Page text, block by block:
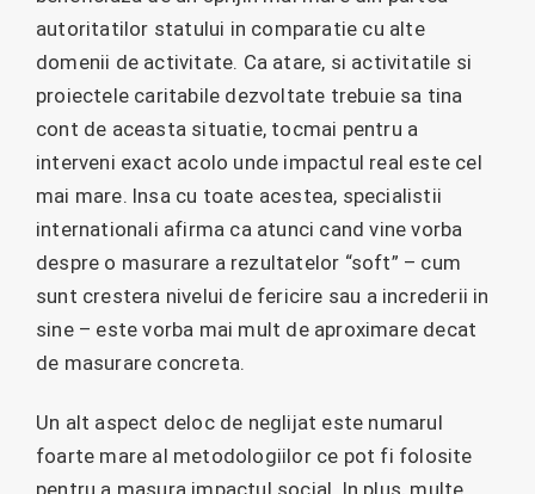
autoritatilor statului in comparatie cu alte
domenii de activitate. Ca atare, si activitatile si
proiectele caritabile dezvoltate trebuie sa tina
cont de aceasta situatie, tocmai pentru a
interveni exact acolo unde impactul real este cel
mai mare. Insa cu toate acestea, specialistii
internationali afirma ca atunci cand vine vorba
despre o masurare a rezultatelor “soft” – cum
sunt crestera nivelui de fericire sau a increderii in
sine – este vorba mai mult de aproximare decat
de masurare concreta.
Un alt aspect deloc de neglijat este numarul
foarte mare al metodologiilor ce pot fi folosite
pentru a masura impactul social. In plus, multe